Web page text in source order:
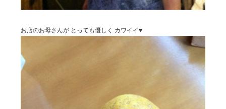
お店のお母さんが とっても優しく カワイイ♥